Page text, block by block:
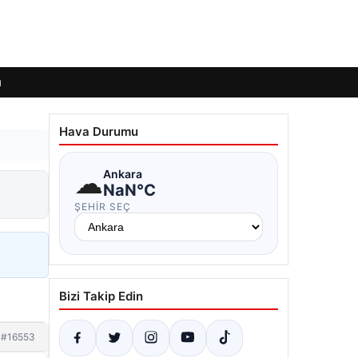
#16553
Hava Durumu
☁Ankara
NaN°C
ŞEHIR SEÇ
Bizi Takip Edin